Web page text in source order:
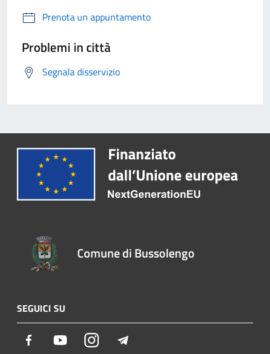
Prenota un appuntamento
Problemi in città
Segnala disservizio
Comune di Bussolengo
SEGUICI SU
Facebook YoutubeInstagram